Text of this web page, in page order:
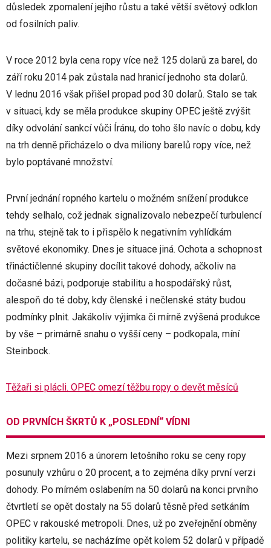
důsledek zpomalení jejího růstu a také větší světový odklon
od fosilních paliv.
V roce 2012 byla cena ropy více než 125 dolarů za barel, do
září roku 2014 pak zůstala nad hranicí jednoho sta dolarů.
V lednu 2016 však přišel propad pod 30 dolarů. Stalo se tak
v situaci, kdy se měla produkce skupiny OPEC ještě zvýšit
díky odvolání sankcí vůči Íránu, do toho šlo navíc o dobu, kdy
na trh denně přicházelo o dva miliony barelů ropy více, než
bylo poptávané množství.
První jednání ropného kartelu o možném snížení produkce
tehdy selhalo, což jednak signalizovalo nebezpečí turbulencí
na trhu, stejně tak to i přispělo k negativním vyhlídkám
světové ekonomiky. Dnes je situace jiná. Ochota a schopnost
třináctičlenné skupiny docílit takové dohody, ačkoliv na
dočasné bázi, podporuje stabilitu a hospodářský růst,
alespoň do té doby, kdy členské i nečlenské státy budou
podmínky plnit. Jakákoliv výjimka či mírně zvýšená produkce
by vše – primárně snahu o vyšší ceny – podkopala, míní
Steinbock.
Těžaři si plácli. OPEC omezí těžbu ropy o devět měsíců
OD PRVNÍCH ŠKRTŮ K „POSLEDNÍ“ VÍDNI
Mezi srpnem 2016 a únorem letošního roku se ceny ropy
posunuly vzhůru o 20 procent, a to zejména díky první verzi
dohody. Po mírném oslabením na 50 dolarů na konci prvního
čtvrtletí se opět dostaly na 55 dolarů těsně před setkáním
OPEC v rakouské metropoli. Dnes, už po zveřejnění obměny
politiky kartelu, se nacházíme opět kolem 52 dolarů v případě